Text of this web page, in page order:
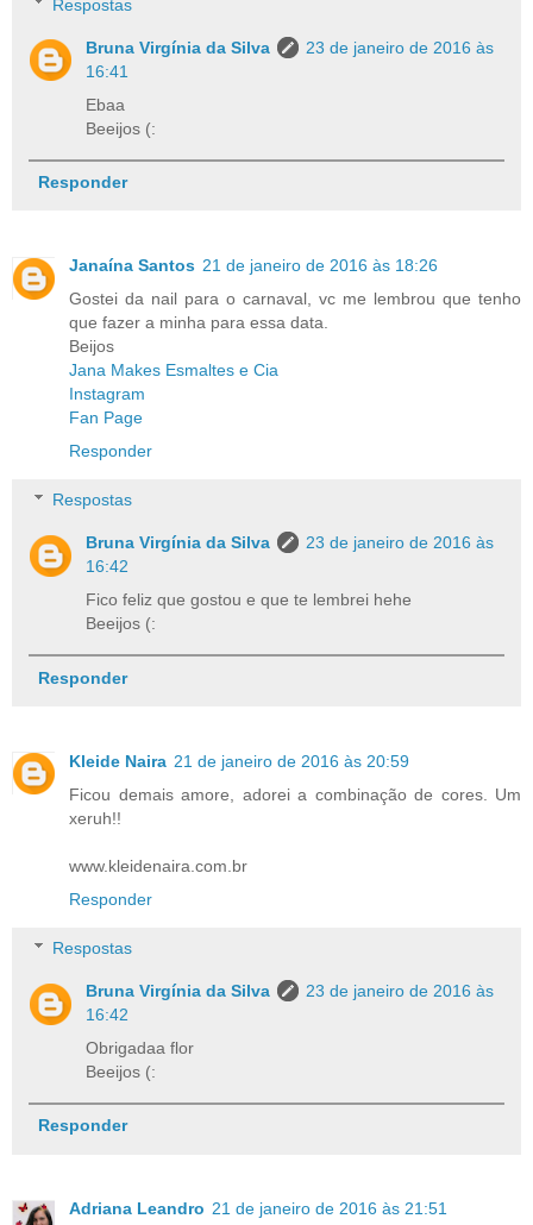
Respostas
Bruna Virgínia da Silva
23 de janeiro de 2016 às
16:41
Ebaa
Beeijos (:
Responder
Janaína Santos 21 de janeiro de 2016 às 18:26
Gostei da nail para o carnaval, vc me lembrou que tenho
que fazer a minha para essa data.
Beijos
Jana Makes Esmaltes e Cia
Instagram
Fan Page
Responder
Respostas
Bruna Virgínia da Silva
23 de janeiro de 2016 às
16:42
Fico feliz que gostou e que te lembrei hehe
Beeijos (:
Responder
Kleide Naira 21 de janeiro de 2016 às 20:59
Ficou demais amore, adorei a combinação de cores. Um
xeruh!!
www.kleidenaira.com.br
Responder
Respostas
Bruna Virgínia da Silva
23 de janeiro de 2016 às
16:42
Obrigadaa flor
Beeijos (:
Responder
Adriana Leandro 21 de janeiro de 2016 às 21:51